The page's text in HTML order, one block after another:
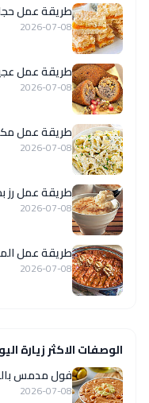
طريقة عمل
2026-07-08
طريقة عمل
2026-07-08
طريقة عمل
2026-07-08
طريقة عمل رز
2026-07-08
طريقة عمل
2026-07-08
الوصفات الاكثر زيارة
فول مدمس
2026-07-08